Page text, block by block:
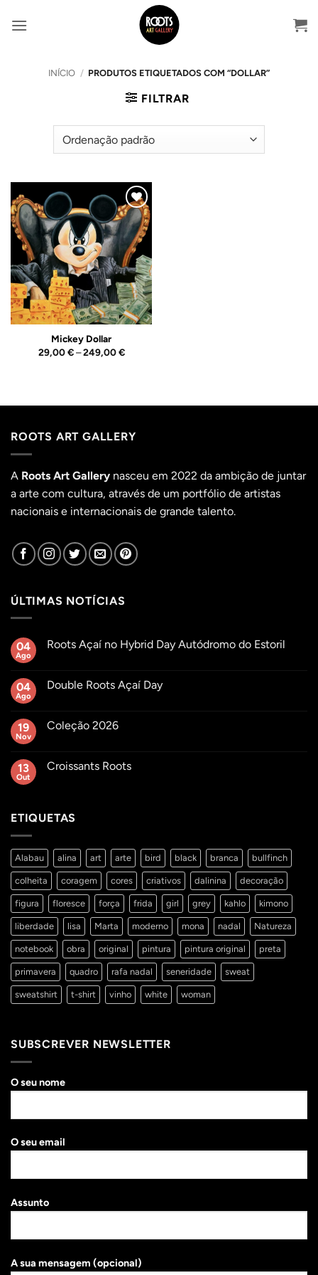
INÍCIO / PRODUTOS ETIQUETADOS COM “DOLLAR”
FILTRAR
Adicionar
ao
Wishlist
Mickey Dollar
29,00€ – 249,00€Price
ROOTS ART GALLERY
A Roots Art Gallery nasceu em 2022 da ambição de juntar
a arte com cultura, através de um portfólio de artistas
nacionais e internacionais de grande talento.
ÚLTIMAS NOTÍCIAS
04
Ago
Roots Açaí no Hybrid Day Autódromo do Estoril
Roots
Day
Autódromo
04
Ago
Double Roots Açaí Day
Double
19
Nov
Coleção 2026
Coleção
13
Out
Croissants Roots
Roots
ETIQUETAS
Alabau alina art arte bird black branca bullfinch
colheita coragem cores criativos dalinina decoração
figura floresce força frida girl grey kahlo kimono
liberdade lisa Marta moderno mona nadal Natureza
notebook obra original pintura pintura original preta
primavera quadro rafa nadal seneridade sweat
sweatshirt t-shirt vinho white woman
SUBSCREVER NEWSLETTER
O seu nome
O seu email
Assunto
A sua mensagem (opcional)